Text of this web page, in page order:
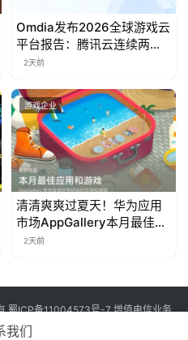
Omdia发布2026全球游戏云
平台报告：腾讯云连续两年
入选“领导者”象限
2天前
游戏企业
清清爽爽过夏天！华为应用
市场AppGallery本月最佳上
新，款款提升幸福感
2天前
蜀ICP备11004573号-7增值电信业务
B2-20170060号
我们